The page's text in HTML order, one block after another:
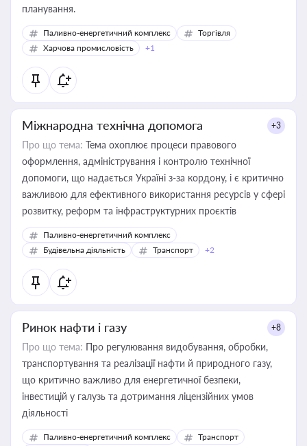
планування.
Паливно-енергетичний комплекс
Торгівля
Харчова промисловість
+1
Міжнародна технічна допомога +3
Про що тема: Тема охоплює процеси правового
оформлення, адміністрування і контролю технічної
допомоги, що надається Україні з-за кордону, і є критично
важливою для ефективного використання ресурсів у сфері
розвитку, реформ та інфраструктурних проєктів
Паливно-енергетичний комплекс
Будівельна діяльність
Транспорт +2
Ринок нафти і газу +8
Про що тема: Про регулювання видобування, обробки,
транспортування та реалізації нафти й природного газу,
що критично важливо для енергетичної безпеки,
інвестицій у галузь та дотримання ліцензійних умов
діяльності
Паливно-енергетичний комплекс
Транспорт